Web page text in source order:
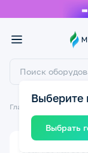
Выберите
Выбрать
Главная